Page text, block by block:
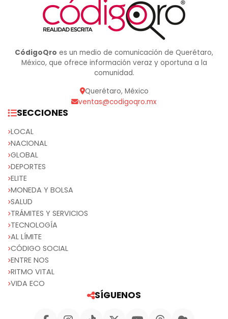
CódigoQro es un medio de comunicación de Querétaro,
México, que ofrece información veraz y oportuna a la
comunidad.
Querétaro, México
ventas@codigoqro.mx
SECCIONES
LOCAL
NACIONAL
GLOBAL
DEPORTES
ELITE
MONEDA Y BOLSA
SALUD
TRÁMITES Y SERVICIOS
TECNOLOGÍA
AL LÍMITE
CÓDIGO SOCIAL
ENTRE NOS
RITMO VITAL
VIDA ECO
SÍGUENOS